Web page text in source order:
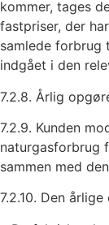
kommer, tages
fastpriser, der
samlede forbrug
indgået i den
7.2.8. Årlig
7.2.9. Kunden
naturgasforbrug
sammen med
7.2.10. Den